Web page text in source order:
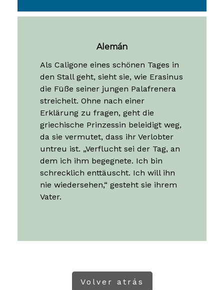
Alemán
Als Caligone eines schönen Tages in
den Stall geht, sieht sie, wie Erasinus
die Füße seiner jungen Palafrenera
streichelt. Ohne nach einer
Erklärung zu fragen, geht die
griechische Prinzessin beleidigt weg,
da sie vermutet, dass ihr Verlobter
untreu ist. „Verflucht sei der Tag, an
dem ich ihm begegnete. Ich bin
schrecklich enttäuscht. Ich will ihn
nie wiedersehen,“ gesteht sie ihrem
Vater.
Volver atrás